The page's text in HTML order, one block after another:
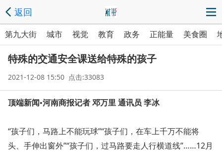
返回
第九大街 城市 视觉 教育 政务 正能量 美食圈
特殊的交通安全课送给特殊的孩子
2021-12-08 15:50 点击:33083
顶端新闻•河南商报记者 邓万里 通讯员 李冰
“孩子们，马路上不能玩球”“孩子们，在车上千万不能将
头、手伸出窗外”“孩子们，过马路要走人行横道线”……12月